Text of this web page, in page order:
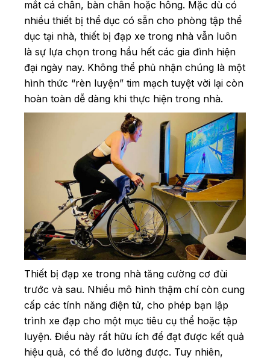
mắt cá chân, bàn chân hoặc hông. Mặc dù có
nhiều thiết bị thể dục có sẵn cho phòng tập thể
dục tại nhà, thiết bị đạp xe trong nhà vẫn luôn
là sự lựa chọn trong hầu hết các gia đình hiện
đại ngày nay. Không thể phủ nhận chúng là một
hình thức “rèn luyện” tim mạch tuyệt vời lại còn
hoàn toàn dễ dàng khi thực hiện trong nhà.
Thiết bị đạp xe trong nhà tăng cường cơ đùi
trước và sau. Nhiều mô hình thậm chí còn cung
cấp các tính năng điện tử, cho phép bạn lập
trình xe đạp cho một mục tiêu cụ thể hoặc tập
luyện. Điều này rất hữu ích để đạt được kết quả
hiệu quả, có thể đo lường được. Tuy nhiên,